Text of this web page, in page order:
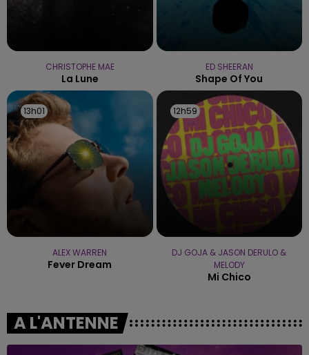
CHRISTOPHE MAE
La Lune
ED SHEERAN
Shape Of You
13h01
13h01
ALEX WARREN
Fever Dream
12h59
12h59
DJ GOJA & JASON DERULO &
MELODY
Mi Chico
A L'ANTENNE